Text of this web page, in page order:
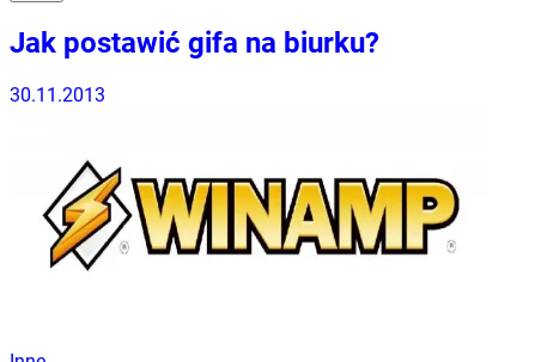
Jak postawić gifa na biurku?
30.11.2013